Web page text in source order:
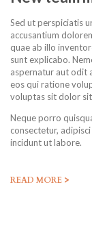
Sed ut perspiciatis
accusantium
quae ab illo
sunt explicabo.
aspernatur aut odit
eos qui ratione
voluptas sit dolor
Neque porro
consectetur,
incidunt ut labore.
READ MORE >